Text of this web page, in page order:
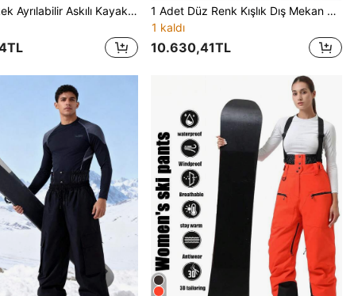
1 Adet Erkek Ayrılabilir Askılı Kayak Pantolonu, Çapraz Ayarlanabilir Omuz Askıları, Yüksek Bel Kar Geçirmez Tasarım, Çift Yan Fermuarlı Saklama Cepleri, İç Bacak Havalandırma Fermuarları, Ayarlanabilir Paça Fermuarları, Bel Kar Eteği Yapısı, Güçlendirilmiş Dikişler, Bol Düz Kesim, Tek/Çift Board Açık Hava Kar Sporları Tulum Pantolon
1 Adet Düz Renk Kışlık Dış Mekan Kadın Tek Parça Kayak Tulumu, Kaybolma Karşıtı Fermuar Tasarımlı, Fermuarlı Cepli Kayak Tulum Seti, Kış Sporları İçin İdeal Dış Mekan Kayak Kıyafeti, Fonksiyonel Kışlık Kayak Ekipmanı, Güçlendirilmiş Yapı, Kar Ekipmanı
1 kaldı
10.630,41TL